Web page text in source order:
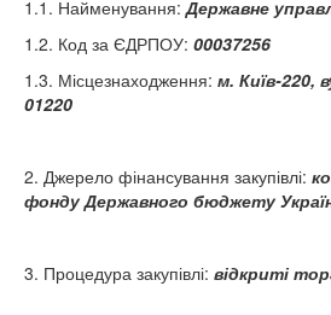
1.1. Найменування:Державне
1.2. Код за ЄДРПОУ: 00037256
1.3. Місцезнаходження: м. Київ-220,
01220
2. Джерело фінансування закупівлі:
фонду Державного бюджету
3. Процедура закупівлі: відкриті